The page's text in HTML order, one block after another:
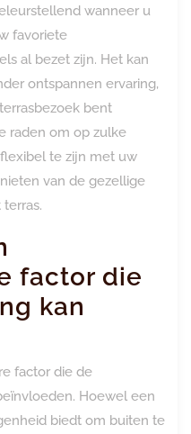
wanneer u
favoriete
al bezet zijn. Het kan
ontspannen ervaring,
bent
raden om op zulke
te zijn met uw
van de gezellige
factor die
kan
factor die de
Hoewel een
biedt om buiten te